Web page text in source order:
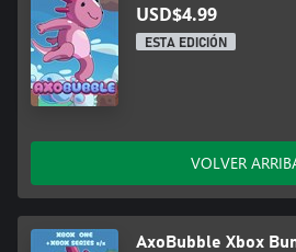
USD$4.99
ESTA EDICIÓN
VOLVER
AxoBubble Xbox